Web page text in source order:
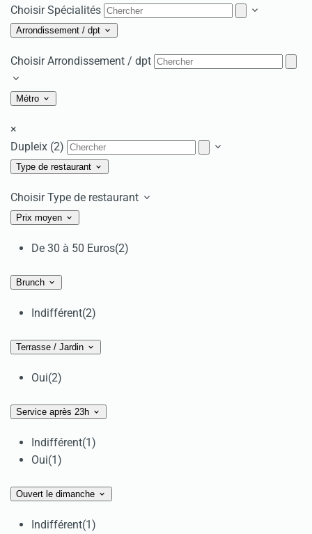
Choisir Spécialités
Arrondissement / dpt
Choisir Arrondissement / dpt
Métro
×
Dupleix (2)
Type de restaurant
Choisir Type de restaurant
Prix moyen
De 30 à 50 Euros(2)
Brunch
Indifférent(2)
Terrasse / Jardin
Oui(2)
Service après 23h
Indifférent(1)
Oui(1)
Ouvert le dimanche
Indifférent(1)